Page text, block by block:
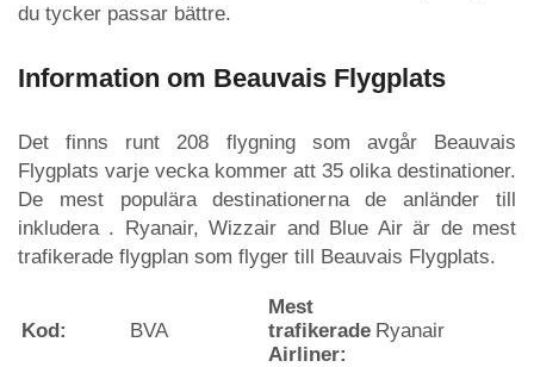
du tycker passar bättre.
Information om Beauvais Flygplats
Det finns runt 208 flygning som avgår Beauvais
Flygplats varje vecka kommer att 35 olika destinationer.
De mest populära destinationerna de anländer till
inkludera . Ryanair, Wizzair and Blue Air är de mest
trafikerade flygplan som flyger till Beauvais Flygplats.
Kod: BVA
Mest
trafikerade
Airliner:
Ryanair